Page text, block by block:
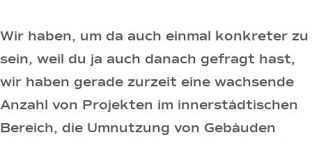
Wir haben, um da auch einmal konkreter zu
sein, weil du ja auch danach gefragt hast,
wir haben gerade zurzeit eine wachsende
Anzahl von Projekten im innerstädtischen
Bereich, die Umnutzung von Gebäuden